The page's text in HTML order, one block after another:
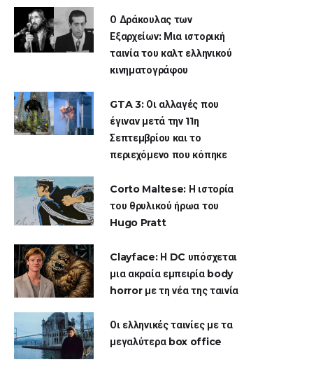
Ο Δράκουλας των
Εξαρχείων: Μια ιστορική
ταινία του καλτ ελληνικού
κινηματογράφου
GTA 3: Οι αλλαγές που
έγιναν μετά την 11η
Σεπτεμβρίου και το
περιεχόμενο που κόπηκε
Corto Maltese: Η ιστορία
του θρυλικού ήρωα του
Hugo Pratt
Clayface: Η DC υπόσχεται
μια ακραία εμπειρία body
horror με τη νέα της ταινία
Οι ελληνικές ταινίες με τα
μεγαλύτερα box office